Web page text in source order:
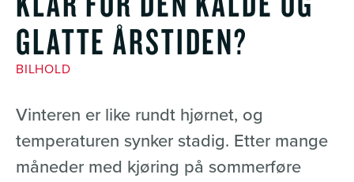
GLATTE ÅRSTIDEN?
BILHOLD
Vinteren er like rundt hjørnet, og
temperaturen synker stadig. Etter mange
måneder med kjøring på sommerføre